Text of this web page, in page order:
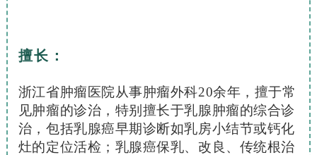
擅长：
浙江省肿瘤医院从事肿瘤外科20余年，擅于常
见肿瘤的诊治，特别擅长于乳腺肿瘤的综合诊
治，包括乳腺癌早期诊断如乳房小结节或钙化
灶的定位活检；乳腺癌保乳、改良、传统根治